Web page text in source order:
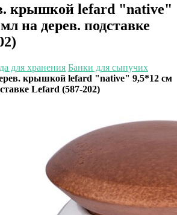
крышкой lefard "native"
на дерев. подставке
для хранения Банки для сыпучих
крышкой lefard "native" 9,5*12 см
Lefard (587-202)